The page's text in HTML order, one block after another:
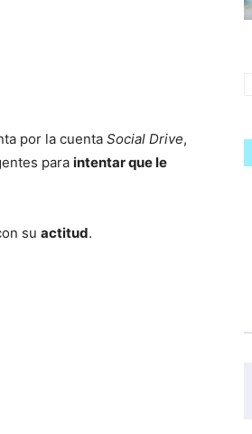
por la cuenta Social Drive,
para intentar que le
su actitud.